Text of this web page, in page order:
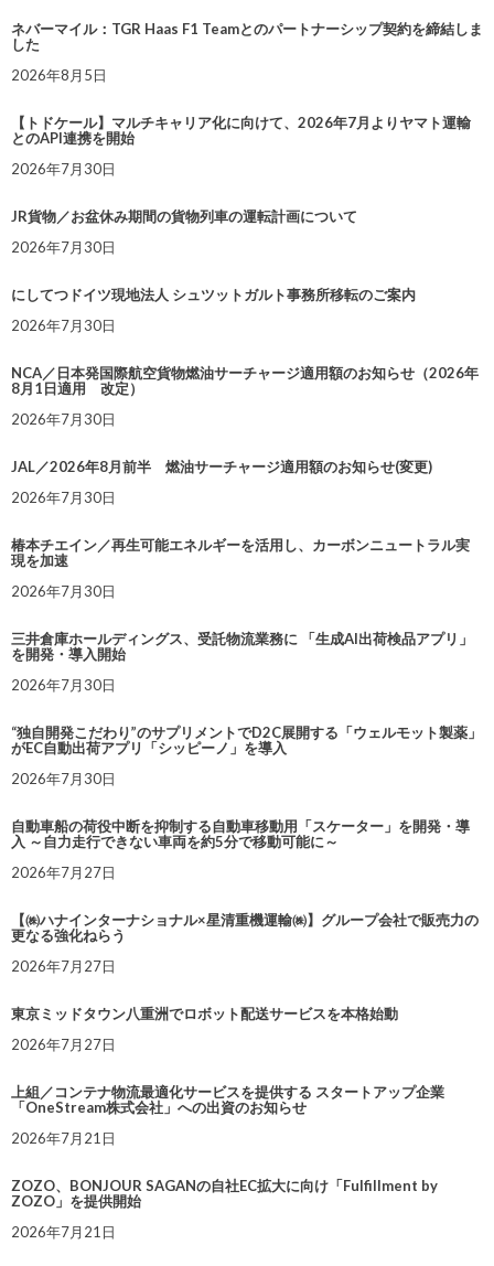
ネバーマイル：TGR Haas F1 Teamとのパートナーシップ契約を締結しま
した
2026年8月5日
【トドケール】マルチキャリア化に向けて、2026年7月よりヤマト運輸
とのAPI連携を開始
2026年7月30日
JR貨物／お盆休み期間の貨物列車の運転計画について
2026年7月30日
にしてつドイツ現地法人 シュツットガルト事務所移転のご案内
2026年7月30日
NCA／日本発国際航空貨物燃油サーチャージ適用額のお知らせ（2026年
8月1日適用 改定）
2026年7月30日
JAL／2026年8月前半 燃油サーチャージ適用額のお知らせ(変更)
2026年7月30日
椿本チエイン／再生可能エネルギーを活用し、カーボンニュートラル実
現を加速
2026年7月30日
三井倉庫ホールディングス、受託物流業務に 「生成AI出荷検品アプリ」
を開発・導入開始
2026年7月30日
“独自開発こだわり”のサプリメントでD2C展開する「ウェルモット製薬」
がEC自動出荷アプリ「シッピーノ」を導入
2026年7月30日
自動車船の荷役中断を抑制する自動車移動用「スケーター」を開発・導
入 ～自力走行できない車両を約5分で移動可能に～
2026年7月27日
【㈱ハナインターナショナル×星清重機運輸㈱】グループ会社で販売力の
更なる強化ねらう
2026年7月27日
東京ミッドタウン八重洲でロボット配送サービスを本格始動
2026年7月27日
上組／コンテナ物流最適化サービスを提供する スタートアップ企業
「OneStream株式会社」への出資のお知らせ
2026年7月21日
ZOZO、BONJOUR SAGANの自社EC拡大に向け「Fulfillment by
ZOZO」を提供開始
2026年7月21日